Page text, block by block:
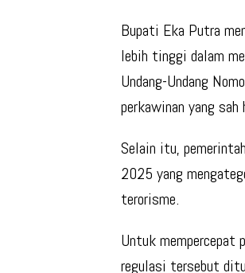
Bupati Eka Putra
lebih tinggi dalam
Undang-Undang
perkawinan yang
Selain itu,
2025 yang
terorisme.
Untuk mempercepat
regulasi tersebut